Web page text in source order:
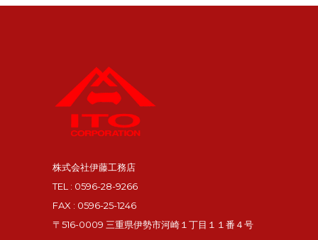
株式会社伊藤工務店
TEL : 0596-28-9266
FAX : 0596-25-1246
〒516-0009 三重県伊勢市河崎１丁目１１番４号